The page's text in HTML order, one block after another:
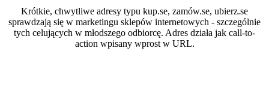
Krótkie, chwytliwe adresy typu kup.se, zamów.se, ubierz.se
sprawdzają się w marketingu sklepów internetowych - szczególnie
tych celujących w młodszego odbiorcę. Adres działa jak call-to-
action wpisany wprost w URL.